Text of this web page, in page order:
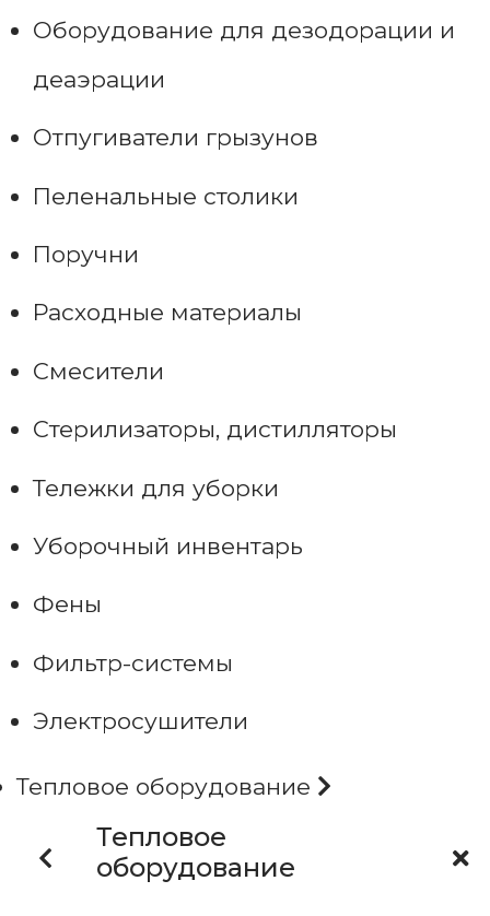
Оборудование для дезодорации и
деаэрации
Отпугиватели грызунов
Пеленальные столики
Поручни
Расходные материалы
Смесители
Стерилизаторы, дистилляторы
Тележки для уборки
Уборочный инвентарь
Фены
Фильтр-системы
Электросушители
Тепловое оборудование
Тепловое
оборудование